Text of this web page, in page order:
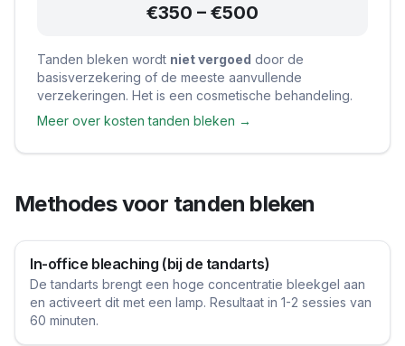
€350 – €500
Tanden bleken wordt niet vergoed door de
basisverzekering of de meeste aanvullende
verzekeringen. Het is een cosmetische behandeling.
Meer over kosten tanden bleken →
Methodes voor tanden bleken
In-office bleaching (bij de tandarts)
De tandarts brengt een hoge concentratie bleekgel aan
en activeert dit met een lamp. Resultaat in 1-2 sessies van
60 minuten.